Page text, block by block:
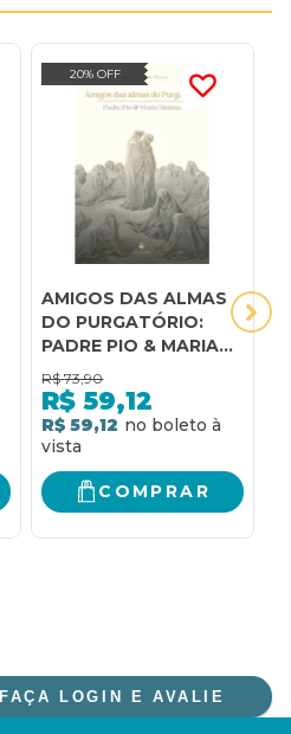
20% OFF
AMIGOS DAS ALMAS
DO PURGATÓRIO:
PADRE PIO & MARIA
SIMMA
R$ 73,90
R$ 59,12
R$ 59,12
COMPRAR
FAÇA LOGIN E AVALIE